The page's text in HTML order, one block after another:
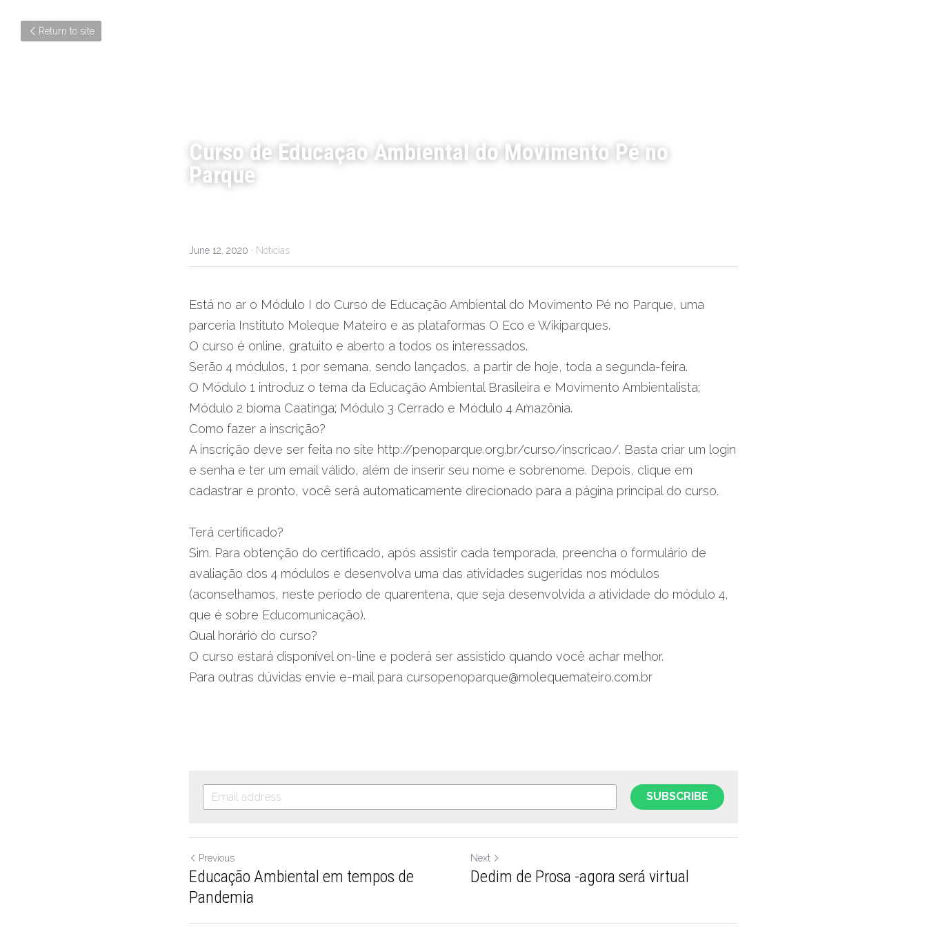
Return to site
Curso de Educação Ambiental do Movimento Pé no
Parque
June 12, 2020 · Notícias
Está no ar o Módulo I do Curso de Educação Ambiental do Movimento Pé no Parque, uma
parceria Instituto Moleque Mateiro e as plataformas O Eco e Wikiparques.
O curso é online, gratuito e aberto a todos os interessados.
Serão 4 módulos, 1 por semana, sendo lançados, a partir de hoje, toda a segunda-feira.
O Módulo 1 introduz o tema da Educação Ambiental Brasileira e Movimento Ambientalista;
Módulo 2 bioma Caatinga; Módulo 3 Cerrado e Módulo 4 Amazônia.
Como fazer a inscrição?
A inscrição deve ser feita no site http://penoparque.org.br/curso/inscricao/. Basta criar um login
e senha e ter um email válido, além de inserir seu nome e sobrenome. Depois, clique em
cadastrar e pronto, você será automaticamente direcionado para a página principal do curso.
Terá certificado?
Sim. Para obtenção do certificado, após assistir cada temporada, preencha o formulário de
avaliação dos 4 módulos e desenvolva uma das atividades sugeridas nos módulos
(aconselhamos, neste período de quarentena, que seja desenvolvida a atividade do módulo 4,
que é sobre Educomunicação).
Qual horário do curso?
O curso estará disponível on-line e poderá ser assistido quando você achar melhor.
Para outras dúvidas envie e-mail para cursopenoparque@molequemateiro.com.br
SUBSCRIBE
Previous
Educação Ambiental em tempos de
Pandemia
Next
Dedim de Prosa -agora será virtual